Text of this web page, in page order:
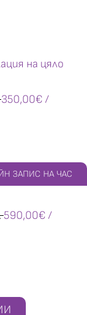
на цяло
350,00€ /
на цяло
590,00€ /
ЗАПИС НА ЧАС